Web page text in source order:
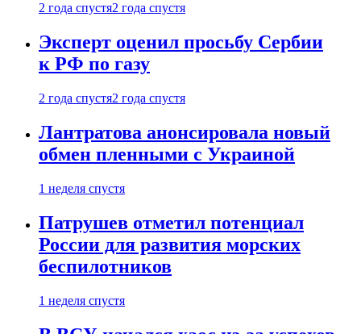
2 года спустя2 года спустя
Эксперт оценил просьбу Сербии
к РФ по газу
2 года спустя2 года спустя
Лантратова анонсировала новый
обмен пленными с Украиной
1 неделя спустя
Патрушев отметил потенциал
России для развития морских
беспилотников
1 неделя спустя